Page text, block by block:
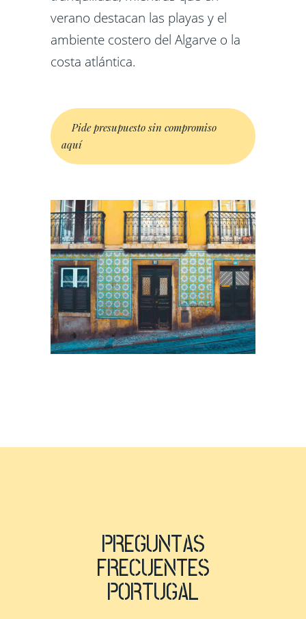
verano destacan las playas y el
ambiente costero del Algarve o la
costa atlántica.
Pide presupuesto sin compromiso
aquí
PREGUNTAS
FRECUENTES
PORTUGAL